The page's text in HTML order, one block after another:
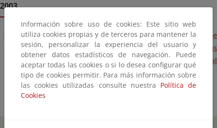
2003
Orden ECO/3629/2003, de 18 de diciembre, por la que se
aprueban las cuotas para la Corporación de Reservas
Estratégicas de Productos Petrolíferos correspondientes al
ejercicio 2004.
Información sobre uso de cookies: Este sitio web
utiliza cookies propias y de terceros para mantener la
sesión, personalizar la experiencia del usuario y
obtener datos estadísticos de navegación. Puede
aceptar todas las cookies o si lo desea configurar qué
tipo de cookies permitir. Para más información sobre
las cookies utilizadas consulte nuestra Política de
Cookies